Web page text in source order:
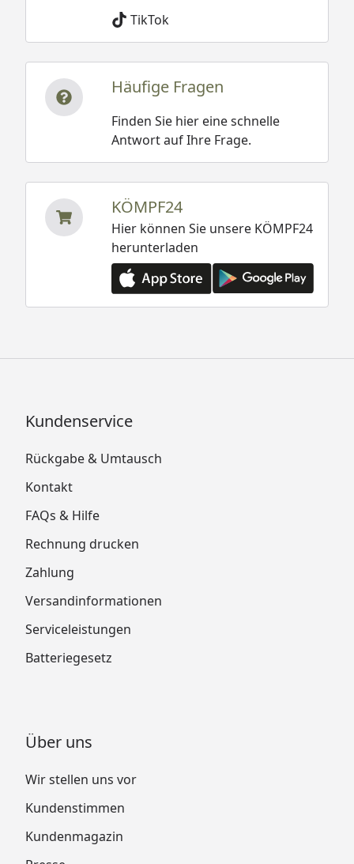
TikTok
Häufige Fragen
Finden Sie hier eine schnelle
Antwort auf Ihre Frage.
KÖMPF24
Hier können Sie unsere KÖMPF24
herunterladen
Kundenservice
Rückgabe & Umtausch
Kontakt
FAQs & Hilfe
Rechnung drucken
Zahlung
Versandinformationen
Serviceleistungen
Batteriegesetz
Über uns
Wir stellen uns vor
Kundenstimmen
Kundenmagazin